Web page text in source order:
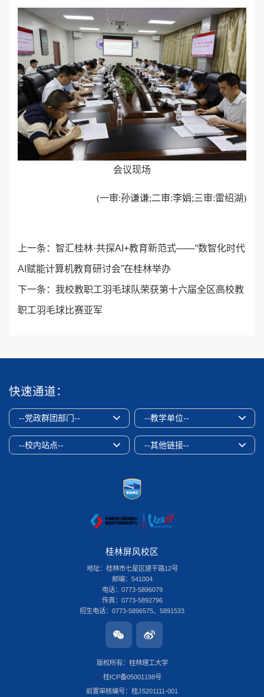
会议现场
(一审:孙谦谦;二审:李娟;三审:雷绍湖)
上一条： 智汇桂林·共探AI+教育新范式——“数智化时代
AI赋能计算机教育研讨会”在桂林举办
下一条： 我校教职工羽毛球队荣获第十六届全区高校教
职工羽毛球比赛亚军
快速通道：
--党政群团部门-- --教学单位--
--校内站点-- --其他链接--
桂林屏风校区
地址：桂林市七星区建干路12号
邮编：541004
电话：0773-5896079
传真：0773-5892796
招生电话：0773-5896575、5891533
桂林雁山校区
地址：桂林市雁山区雁山街319号
电话：0773-3696580
传真：0773-8986516
招生电话：0773-3678379
版权所有：桂林理工大学
桂ICP备05001198号
前置审核编号：桂JS201111-001